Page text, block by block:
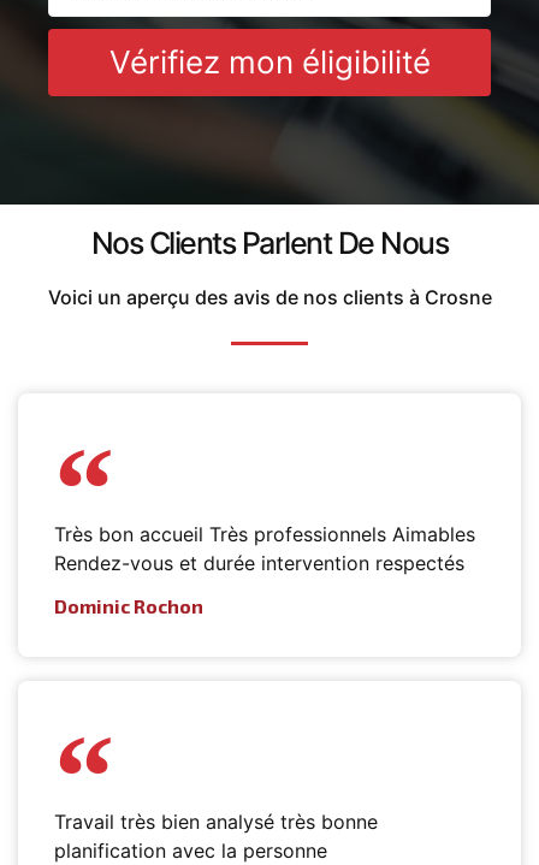
Vérifiez mon éligibilité
Nos Clients Parlent De Nous
Voici un aperçu des avis de nos clients à Crosne
Très bon accueil Très professionnels Aimables
Rendez-vous et durée intervention respectés
Dominic Rochon
Travail très bien analysé très bonne
planification avec la personne